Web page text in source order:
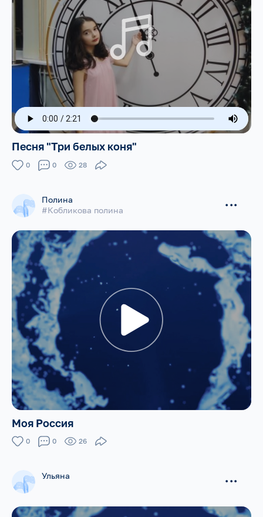
Песня "Три белых коня"
0 0 28
Полина
#Кобликова полина
...
Моя Россия
0 0 26
Ульяна ...